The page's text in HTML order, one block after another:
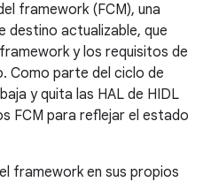
framework (FCM), una
destino actualizable, que
y los requisitos de
Como parte del ciclo de
y quita las HAL de HIDL
FCM para reflejar el estado
framework en sus propios